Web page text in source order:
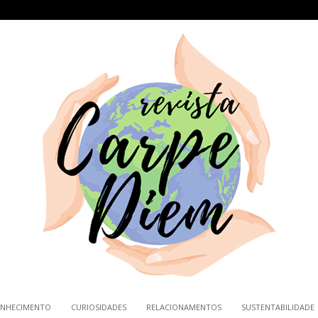
CURIOSIDADES RELACIONAMENTOS SUSTENTABILIDADE